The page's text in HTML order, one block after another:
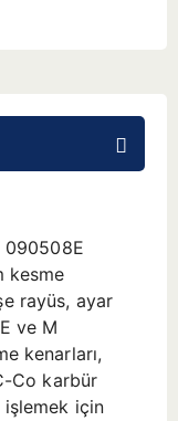
090508E
kesme
rayüs, ayar
ve M
kenarları,
Co karbür
işlemek için